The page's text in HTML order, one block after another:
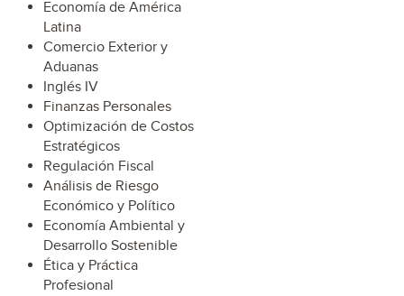
Economía de América
Latina
Comercio Exterior y
Aduanas
Inglés IV
Finanzas Personales
Optimización de Costos
Estratégicos
Regulación Fiscal
Análisis de Riesgo
Económico y Político
Economía Ambiental y
Desarrollo Sostenible
Ética y Práctica
Profesional